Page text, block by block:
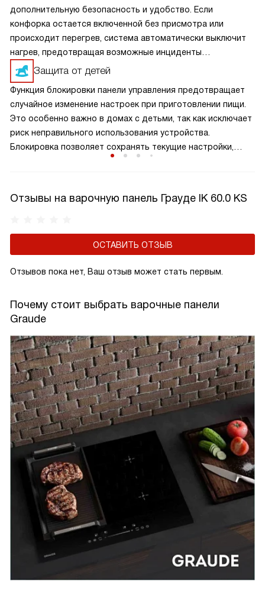
дополнительную безопасность и удобство. Если
конфорка остается включенной без присмотра или
происходит перегрев, система автоматически выключит
нагрев, предотвращая возможные инциденты
и повреждения. Это снижает риск пожаров и других
аварийных ситуаций, обеспечивая спокойствие
и безопасность в вашем доме. Автоматическое
отключение делает использование варочной панели
более надежным и безопасным, позволяя вам готовить
с уверенностью.
Защита от детей
Функция блокировки панели управления предотвращает
случайное изменение настроек при приготовлении пищи.
Это особенно важно в домах с детьми, так как исключает
риск неправильного использования устройства.
Блокировка позволяет сохранять текущие настройки,
в правильной работе техники.
Отзывы на варочную панель Грауде IK 60.0 KS
ОСТАВИТЬ ОТЗЫВ
Отзывов пока нет, Ваш отзыв может стать первым.
Почему стоит выбрать варочные панели
Graude